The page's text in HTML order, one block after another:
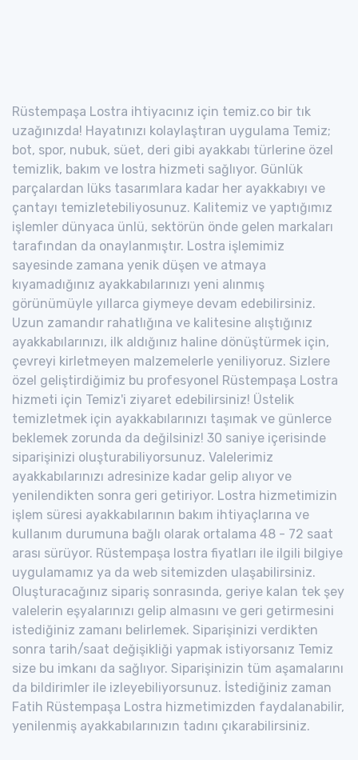
Rüstempaşa Lostra ihtiyacınız için temiz.co bir tık
uzağınızda! Hayatınızı kolaylaştıran uygulama Temiz;
bot, spor, nubuk, süet, deri gibi ayakkabı türlerine özel
temizlik, bakım ve lostra hizmeti sağlıyor. Günlük
parçalardan lüks tasarımlara kadar her ayakkabıyı ve
çantayı temizletebiliyosunuz. Kalitemiz ve yaptığımız
işlemler dünyaca ünlü, sektörün önde gelen markaları
tarafından da onaylanmıştır. Lostra işlemimiz
sayesinde zamana yenik düşen ve atmaya
kıyamadığınız ayakkabılarınızı yeni alınmış
görünümüyle yıllarca giymeye devam edebilirsiniz.
Uzun zamandır rahatlığına ve kalitesine alıştığınız
ayakkabılarınızı, ilk aldığınız haline dönüştürmek için,
çevreyi kirletmeyen malzemelerle yeniliyoruz. Sizlere
özel geliştirdiğimiz bu profesyonel Rüstempaşa Lostra
hizmeti için Temiz'i ziyaret edebilirsiniz! Üstelik
temizletmek için ayakkabılarınızı taşımak ve günlerce
beklemek zorunda da değilsiniz! 30 saniye içerisinde
siparişinizi oluşturabiliyorsunuz. Valelerimiz
ayakkabılarınızı adresinize kadar gelip alıyor ve
yenilendikten sonra geri getiriyor. Lostra hizmetimizin
işlem süresi ayakkabılarının bakım ihtiyaçlarına ve
kullanım durumuna bağlı olarak ortalama 48 - 72 saat
arası sürüyor. Rüstempaşa lostra fiyatları ile ilgili bilgiye
uygulamamız ya da web sitemizden ulaşabilirsiniz.
Oluşturacağınız sipariş sonrasında, geriye kalan tek şey
valelerin eşyalarınızı gelip almasını ve geri getirmesini
istediğiniz zamanı belirlemek. Siparişinizi verdikten
sonra tarih/saat değişikliği yapmak istiyorsanız Temiz
size bu imkanı da sağlıyor. Siparişinizin tüm aşamalarını
da bildirimler ile izleyebiliyorsunuz. İstediğiniz zaman
Fatih Rüstempaşa Lostra hizmetimizden faydalanabilir,
yenilenmiş ayakkabılarınızın tadını çıkarabilirsiniz.